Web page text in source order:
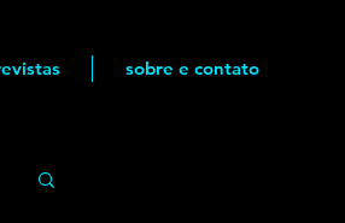
sobre e contato